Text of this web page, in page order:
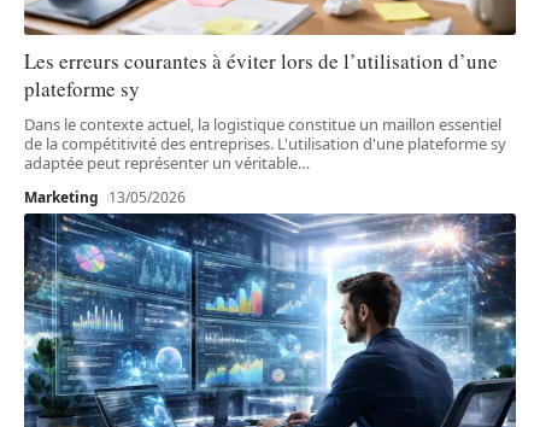
Les erreurs courantes à éviter lors de l’utilisation d’une
plateforme sy
Dans le contexte actuel, la logistique constitue un maillon essentiel
de la compétitivité des entreprises. L'utilisation d'une plateforme sy
adaptée peut représenter un véritable…
Marketing 13/05/2026